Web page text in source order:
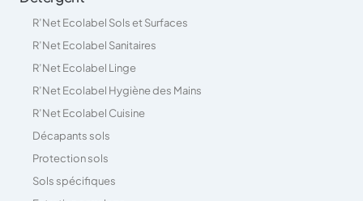
R’Net Ecolabel Sols et Surfaces
R’Net Ecolabel Sanitaires
R’Net Ecolabel Linge
R’Net Ecolabel Hygiène des Mains
R’Net Ecolabel Cuisine
Décapants sols
Protection sols
Sols spécifiques